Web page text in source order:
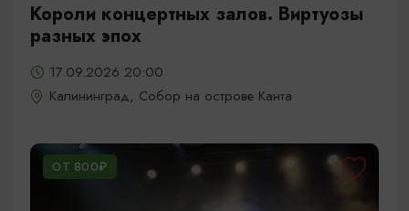
Короли концертных залов. Виртуозы
разных эпох
17.09.2026 20:00
Калининград, Собор на острове Канта
ОТ 800₽